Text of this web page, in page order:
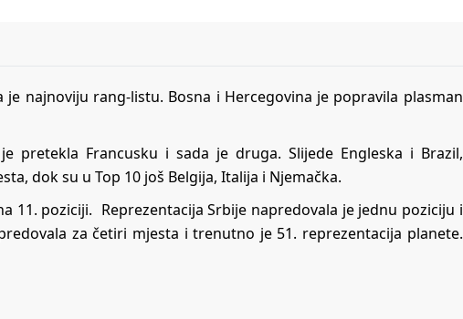
je najnoviju rang-listu. Bosna i Hercegovina je popravila plasman
pretekla Francusku i sada je druga. Slijede Engleska i Brazil,
dok su u Top 10 još Belgija, Italija i Njemačka.
11. poziciji. Reprezentacija Srbije napredovala je jednu poziciju i
za četiri mjesta i trenutno je 51. reprezentacija planete.